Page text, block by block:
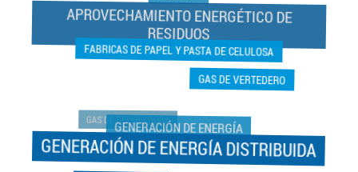
APROVECHAMIENTO ENERGÉTICO DE
RESIDUOS
FABRICAS DE PAPEL Y PASTA DE CELULOSA
GAS DE DEPURADORA
GAS DE VERTEDERO
GENERACIÓN DE ENERGÍA
GENERACIÓN DE ENERGÍA DISTRIBUIDA